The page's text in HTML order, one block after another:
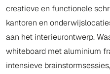
creatieve en functionele
kantoren en
aan het interieurontwerp.
whiteboard met aluminium
intensieve